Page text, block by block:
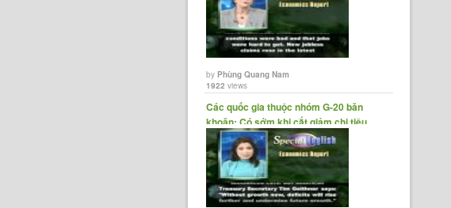
byPhùng Quang Nam
1922 views
Các quốc gia thuộc nhóm G-20 băn
khoăn: Có sớm khi cắt giảm chi tiêu
quá......